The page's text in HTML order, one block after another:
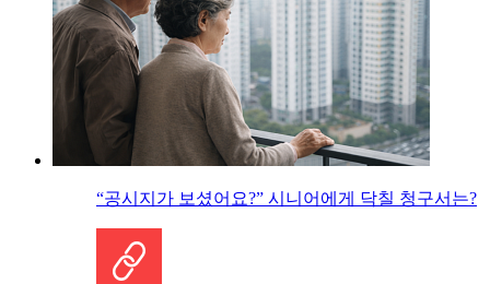
“공시지가 보셨어요?” 시니어에게 닥칠 청구서는?